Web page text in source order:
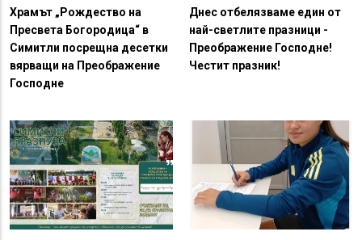
Храмът „Рождество на
Пресвета Богородица“ в
Симитли посрещна десетки
вярващи на Преображение
Господне
Днес отбелязваме един от
най-светлите празници -
Преображение Господне!
Честит празник!